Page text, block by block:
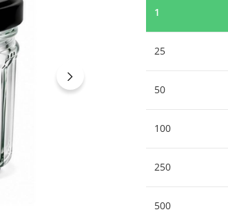
1
25
50
100
250
500